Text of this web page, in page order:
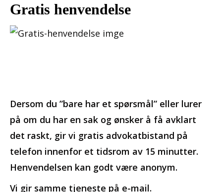
Gratis henvendelse
Dersom du ”bare har et spørsmål” eller lurer
på om du har en sak og ønsker å få avklart
det raskt, gir vi gratis advokatbistand på
telefon innenfor et tidsrom av 15 minutter.
Henvendelsen kan godt være anonym.
Vi gir samme tjeneste på e-mail.